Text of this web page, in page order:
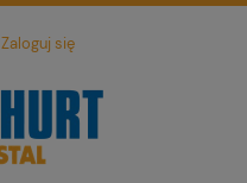
Zaloguj się